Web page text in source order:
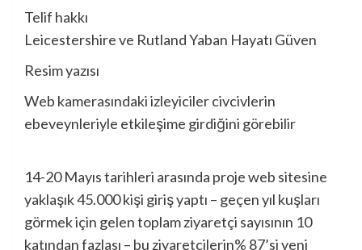
Telif hakkı
Leicestershire ve Rutland Yaban Hayatı Güven
Resim yazısı
Web kamerasındaki izleyiciler civcivlerin
ebeveynleriyle etkileşime girdiğini görebilir
14-20 Mayıs tarihleri ​​arasında proje web sitesine
yaklaşık 45.000 kişi giriş yaptı – geçen yıl kuşları
görmek için gelen toplam ziyaretçi sayısının 10
katından fazlası – bu ziyaretçilerin% 87’si yeni